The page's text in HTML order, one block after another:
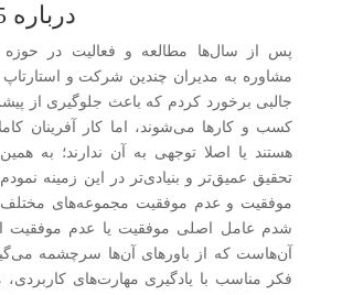
درباره 5درصدی‌ها
پس از سال‌ها مطالعه و فعالیت در
مشاوره به مدیران چندین شرکت و
جالبی برخورد کردم که باعث جلوگیری از
کسب و کارها می‌شوند، اما کار آفرینان
هستند یا اصلا توجهی به آن ندارند؛ به
تحقیق عمیق‌تر و بنیادی‌تر در این زمینه
موفقیت و عدم موفقیت مجموعه‌های مختلف
شدم عامل اصلی موفقیت یا عدم موفقیت
آن‌هاست که از باورهای آن‌ها سرچشمه
فکر مناسب با یادگیری مهارت‌های